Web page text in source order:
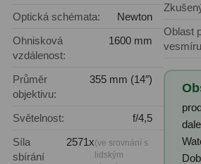
Filtry Clip5
Filtry CCD Hα, OIII
Filtrová kola a rámy16
Zaostření11
Optická schémata:
Newton
Ohnisková
vzdálenost:
1600 mm
Průměr
objektivu:
355 mm (14″)
Světelnost:
f/4,5
Síla
sbírání
2571x(ve srovnání s
lidským
Oblast